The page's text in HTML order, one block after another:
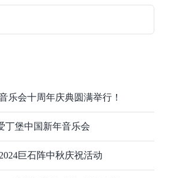
乐会十周年庆典圆满举行！
丁堡中国新年音乐会
巨石阵中秋庆祝活动